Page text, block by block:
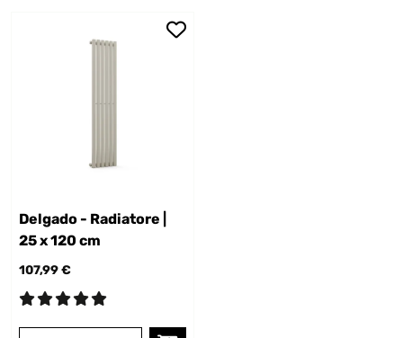
Delgado - Radiatore |
25 x 120 cm
107,99 €